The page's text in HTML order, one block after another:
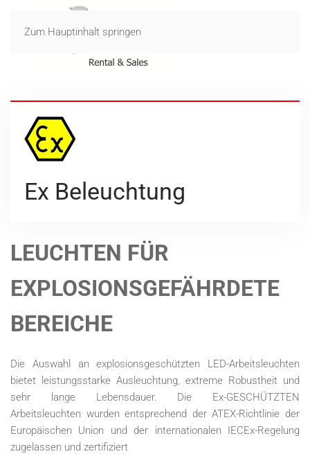
Zum Hauptinhalt springen
Ex Beleuchtung
LEUCHTEN FÜR
EXPLOSIONSGEFÄHRDETE
BEREICHE
Die Auswahl an explosionsgeschützten LED-Arbeitsleuchten
bietet leistungsstarke Ausleuchtung, extreme Robustheit und
sehr lange Lebensdauer. Die Ex-GESCHÜTZTEN
Arbeitsleuchten wurden entsprechend der ATEX-Richtlinie der
Europäischen Union und der internationalen IECEx-Regelung
zugelassen und zertifiziert